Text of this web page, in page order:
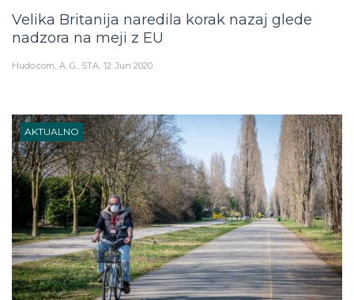
Velika Britanija naredila korak nazaj glede
nadzora na meji z EU
Hudo.com A. G., STA 12. Jun 2020
AKTUALNO